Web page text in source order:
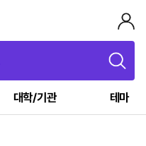
대학/기관 테마